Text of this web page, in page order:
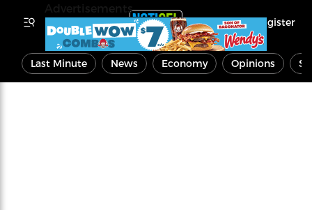
Register
Last Minute News Economy Opinions
Advertisements